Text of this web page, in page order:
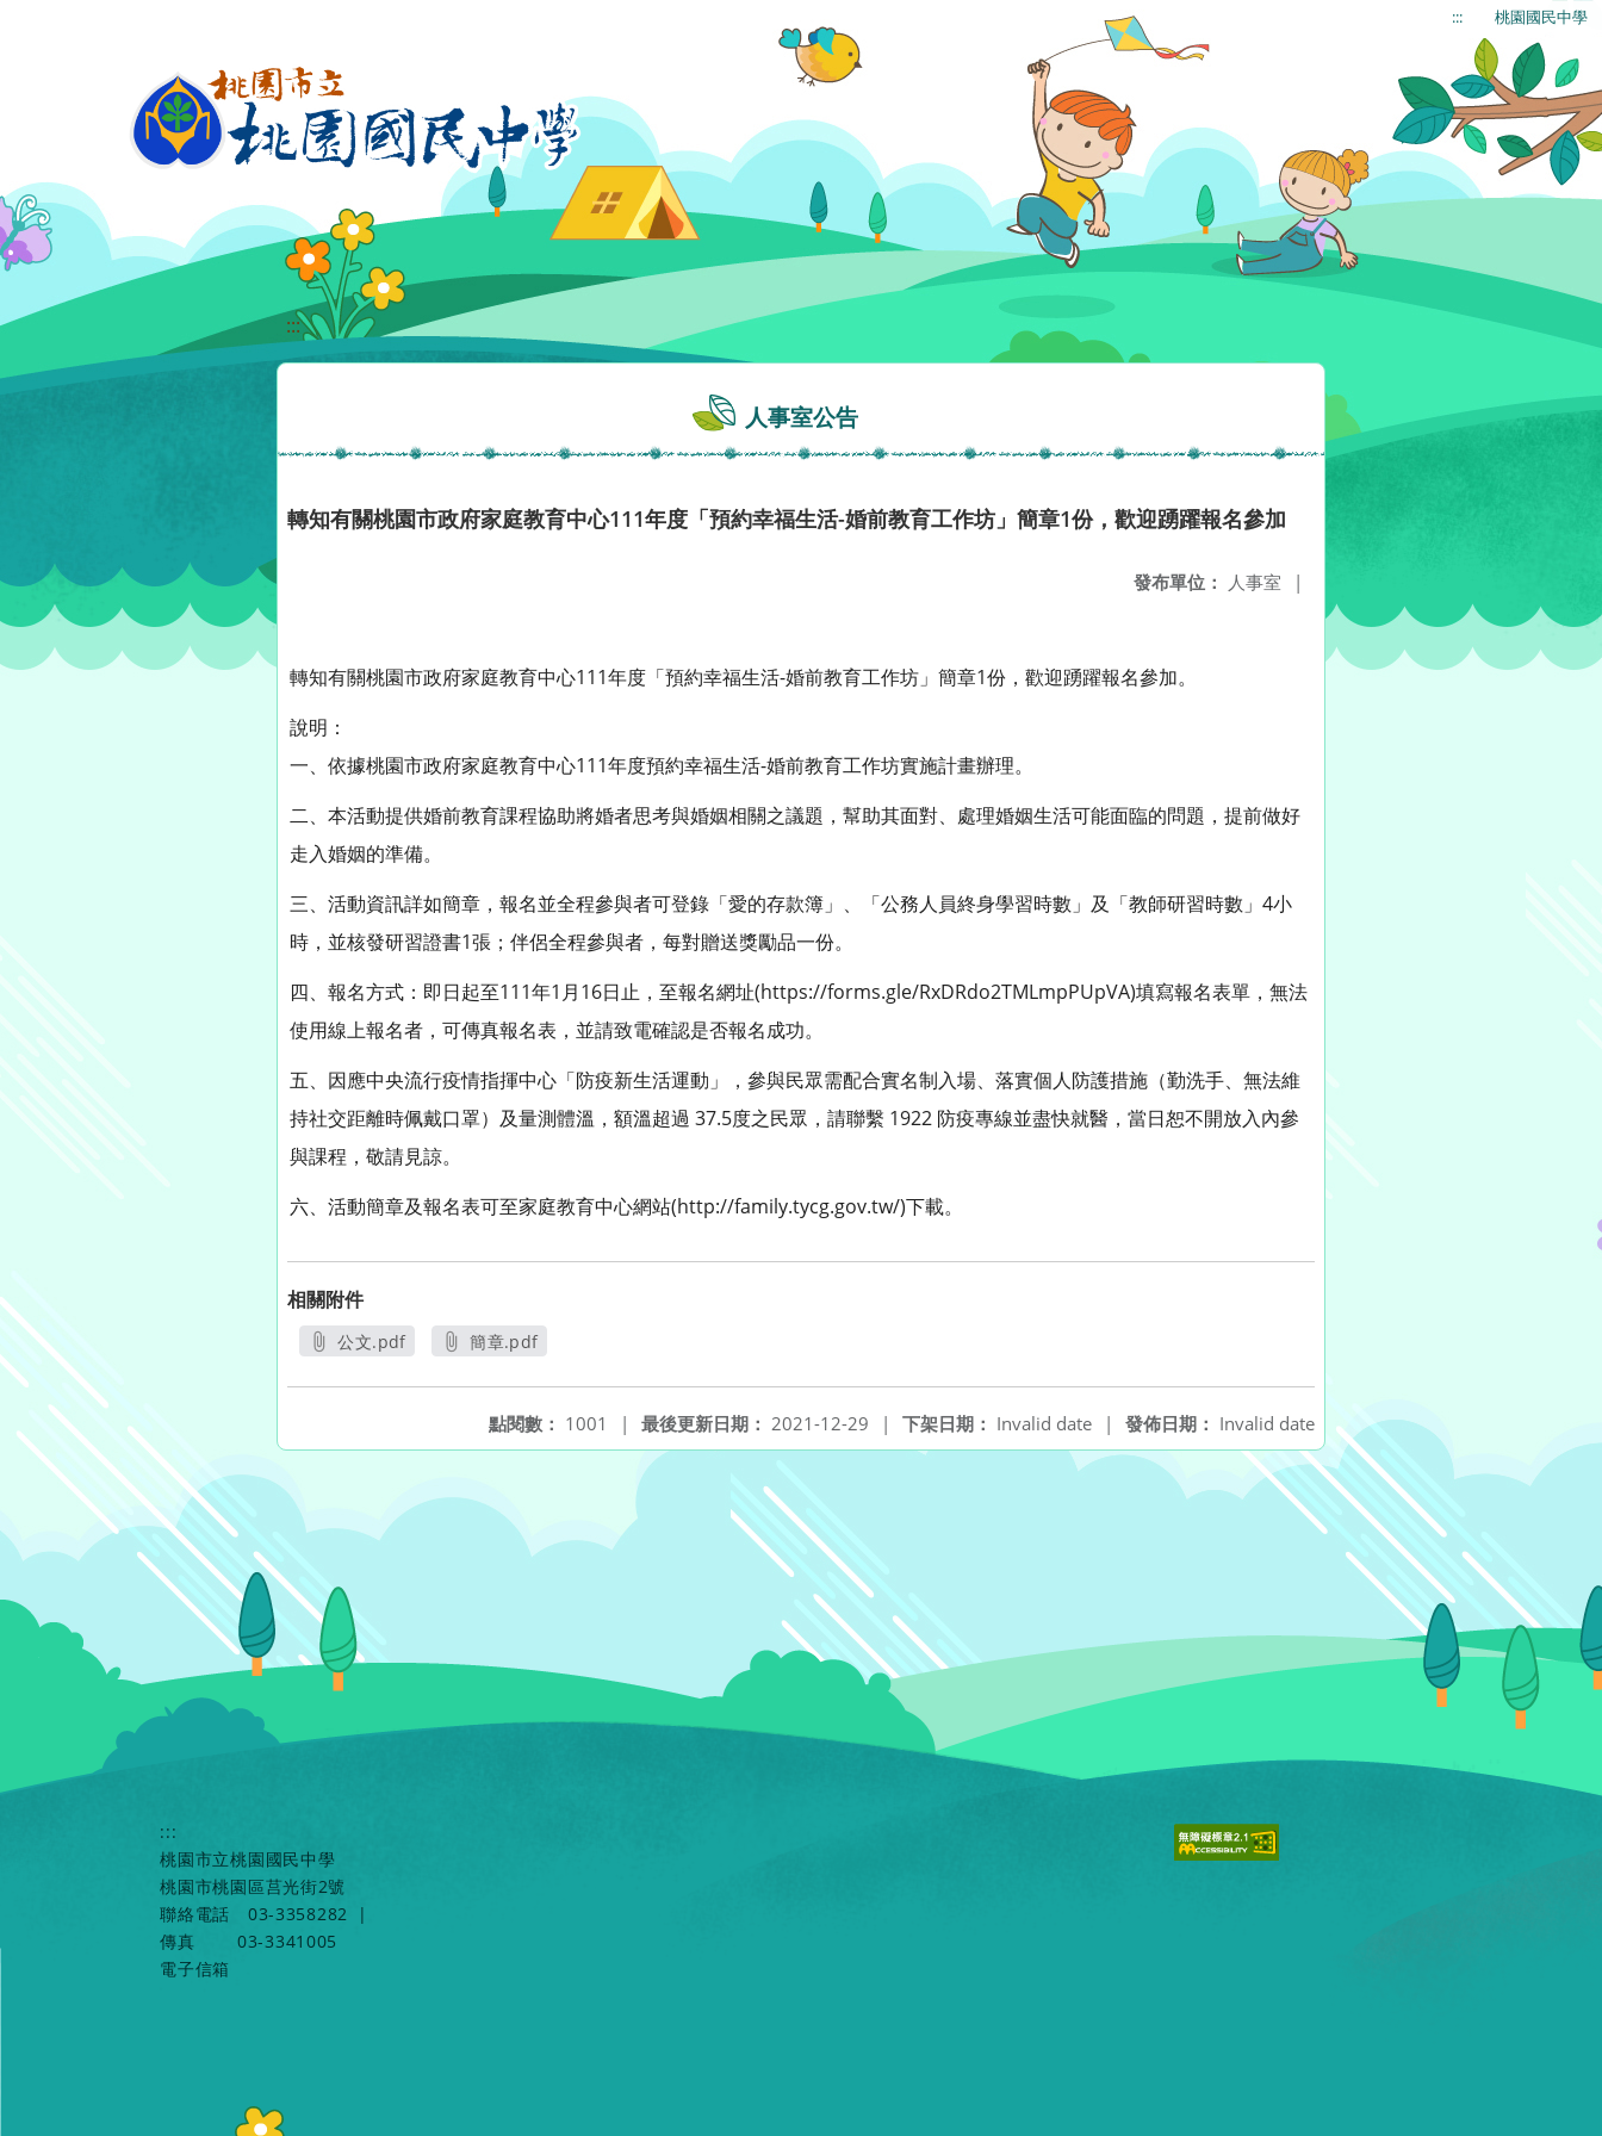
::: 桃園國民中學
:::
人事室公告
轉知有關桃園市政府家庭教育中心111年度「預約幸福生活-婚前教育工作坊」簡章1份，歡迎踴躍報名參加
發布單位： 人事室 |
轉知有關桃園市政府家庭教育中心111年度「預約幸福生活-婚前教育工作坊」簡章1份，歡迎踴躍報名參加。
說明：
一、依據桃園市政府家庭教育中心111年度預約幸福生活-婚前教育工作坊實施計畫辦理。
二、本活動提供婚前教育課程協助將婚者思考與婚姻相關之議題，幫助其面對、處理婚姻生活可能面臨的問題，提前做好
走入婚姻的準備。
三、活動資訊詳如簡章，報名並全程參與者可登錄「愛的存款簿」、「公務人員終身學習時數」及「教師研習時數」4小
時，並核發研習證書1張；伴侶全程參與者，每對贈送獎勵品一份。
四、報名方式：即日起至111年1月16日止，至報名網址(https://forms.gle/RxDRdo2TMLmpPUpVA)填寫報名表單，無法
使用線上報名者，可傳真報名表，並請致電確認是否報名成功。
五、因應中央流行疫情指揮中心「防疫新生活運動」，參與民眾需配合實名制入場、落實個人防護措施（勤洗手、無法維
持社交距離時佩戴口罩）及量測體溫，額溫超過 37.5度之民眾，請聯繫 1922 防疫專線並盡快就醫，當日恕不開放入內參
與課程，敬請見諒。
六、活動簡章及報名表可至家庭教育中心網站(http://family.tycg.gov.tw/)下載。
相關附件
公文.pdf
簡章.pdf
發佈日期： Invalid date
下架日期： Invalid date |
最後更新日期： 2021-12-29 |
點閱數： 1001 |
:::
桃園市立桃園國民中學
桃園市桃園區莒光街2號
聯絡電話
03-3358282
|
傳真
03-3341005
電子信箱